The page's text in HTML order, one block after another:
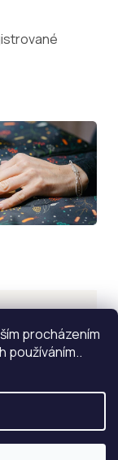
procházením
používáním..